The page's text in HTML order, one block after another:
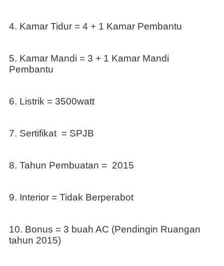
4. Kamar Tidur = 4 + 1 Kamar Pembantu
5. Kamar Mandi = 3 + 1 Kamar Mandi
Pembantu
6. Listrik = 3500watt
7. Sertifikat = SPJB
8. Tahun Pembuatan = 2015
9. Interior = Tidak Berperabot
10. Bonus = 3 buah AC (Pendingin Ruangan
tahun 2015)